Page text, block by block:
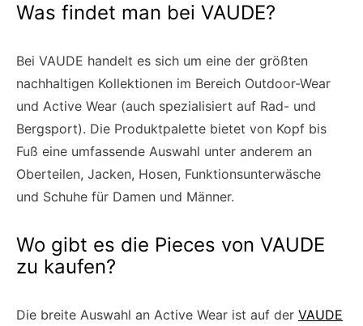
Was findet man bei VAUDE?
Bei VAUDE handelt es sich um eine der größten
nachhaltigen Kollektionen im Bereich Outdoor-Wear
und Active Wear (auch spezialisiert auf Rad- und
Bergsport). Die Produktpalette bietet von Kopf bis
Fuß eine umfassende Auswahl unter anderem an
Oberteilen, Jacken, Hosen, Funktionsunterwäsche
und Schuhe für Damen und Männer.
Wo gibt es die Pieces von VAUDE
zu kaufen?
Die breite Auswahl an Active Wear ist auf der VAUDE